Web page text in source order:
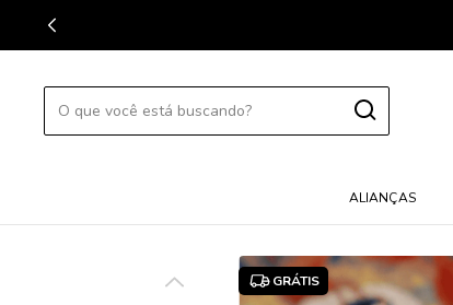
ALIANÇAS
GRÁTIS